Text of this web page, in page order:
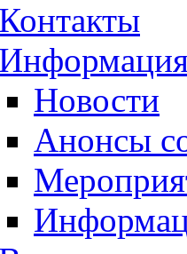
Контакты
Новости
Анонсы